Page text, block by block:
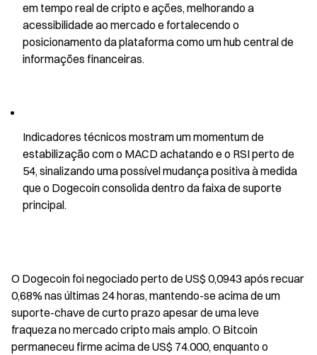
em tempo real de cripto e ações, melhorando a
acessibilidade ao mercado e fortalecendo o
posicionamento da plataforma como um hub central de
informações financeiras.
Indicadores técnicos mostram um momentum de
estabilização com o MACD achatando e o RSI perto de
54, sinalizando uma possível mudança positiva à medida
que o Dogecoin consolida dentro da faixa de suporte
principal.
O Dogecoin foi negociado perto de US$ 0,0943 após recuar
0,68% nas últimas 24 horas, mantendo-se acima de um
suporte-chave de curto prazo apesar de uma leve
fraqueza no mercado cripto mais amplo. O Bitcoin
permaneceu firme acima de US$ 74.000, enquanto o